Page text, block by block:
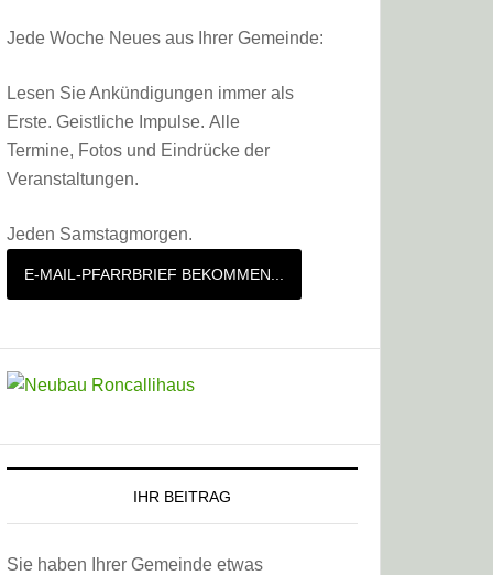
Jede Woche Neues aus Ihrer Gemeinde:
Lesen Sie Ankündigungen immer als
Erste. Geistliche Impulse. Alle
Termine, Fotos und Eindrücke der
Veranstaltungen.
Jeden Samstagmorgen.
E-MAIL-PFARRBRIEF BEKOMMEN...
IHR BEITRAG
Sie haben Ihrer Gemeinde etwas